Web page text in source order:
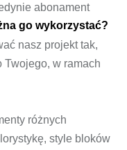
abonament
go wykorzystać?
nasz projekt tak,
Twojego, w ramach
różnych
style bloków